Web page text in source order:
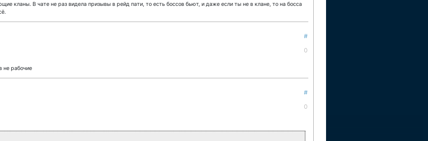
кланы. В чате не раз видела призывы в рейд пати, то есть боссов бьют, и даже если ты не в клане, то на босса
#
0
не рабочие
#
0